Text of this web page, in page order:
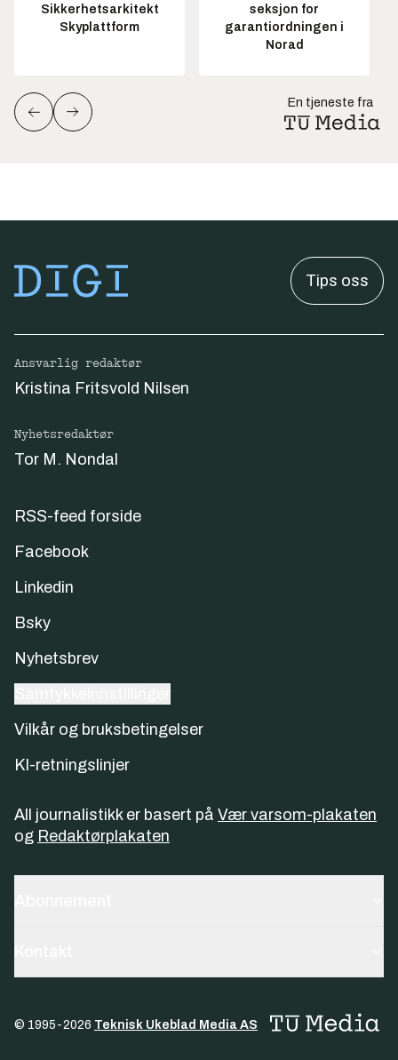
Sikkerhetsarkitekt
Skyplattform
seksjon for
garantiordningen i
Norad
En tjeneste fra
Tips oss
Ansvarlig redaktør
Kristina Fritsvold Nilsen
Nyhetsredaktør
Tor M. Nondal
RSS-feed forside
Facebook
Linkedin
Bsky
Nyhetsbrev
Vilkår og bruksbetingelser
KI-retningslinjer
All journalistikk er basert på Vær varsom-plakaten
og Redaktørplakaten
© 1995-2026 Teknisk Ukeblad Media AS